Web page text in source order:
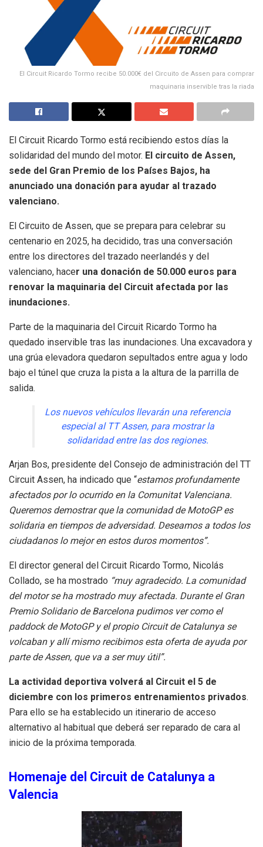
El Circuit Ricardo Tormo recibe 50.000€ del Circuito de Assen para comprar
maquinaria inservible tras la riada
El Circuit Ricardo Tormo está recibiendo estos días la
solidaridad del mundo del motor. El circuito de Assen,
sede del Gran Premio de los Países Bajos, ha
anunciado una donación para ayudar al trazado
valenciano.
El Circuito de Assen, que se prepara para celebrar su
centenario en 2025, ha decidido, tras una conversación
entre los directores del trazado neerlandés y del
valenciano, hacer una donación de 50.000 euros para
renovar la maquinaria del Circuit afectada por las
inundaciones.
Parte de la maquinaria del Circuit Ricardo Tormo ha
quedado inservible tras las inundaciones. Una excavadora y
una grúa elevadora quedaron sepultados entre agua y lodo
bajo el túnel que cruza la pista a la altura de la parrilla de
salida.
Los nuevos vehículos llevarán una referencia
especial al TT Assen, para mostrar la
solidaridad entre las dos regiones.
Arjan Bos, presidente del Consejo de administración del TT
Circuit Assen, ha indicado que “estamos profundamente
afectados por lo ocurrido en la Comunitat Valenciana.
Queremos demostrar que la comunidad de MotoGP es
solidaria en tiempos de adversidad. Deseamos a todos los
ciudadanos lo mejor en estos duros momentos”.
El director general del Circuit Ricardo Tormo, Nicolás
Collado, se ha mostrado “muy agradecido. La comunidad
del motor se ha mostrado muy afectada. Durante el Gran
Premio Solidario de Barcelona pudimos ver como el
paddock de MotoGP y el propio Circuit de Catalunya se
volcaban y allí mismo recibimos esta oferta de ayuda por
parte de Assen, que va a ser muy útil”.
La actividad deportiva volverá al Circuit el 5 de
diciembre con los primeros entrenamientos privados.
Para ello se ha establecido un itinerario de acceso
alternativo al habitual que deberá ser reparado de cara al
inicio de la próxima temporada.
Homenaje del Circuit de Catalunya a
Valencia